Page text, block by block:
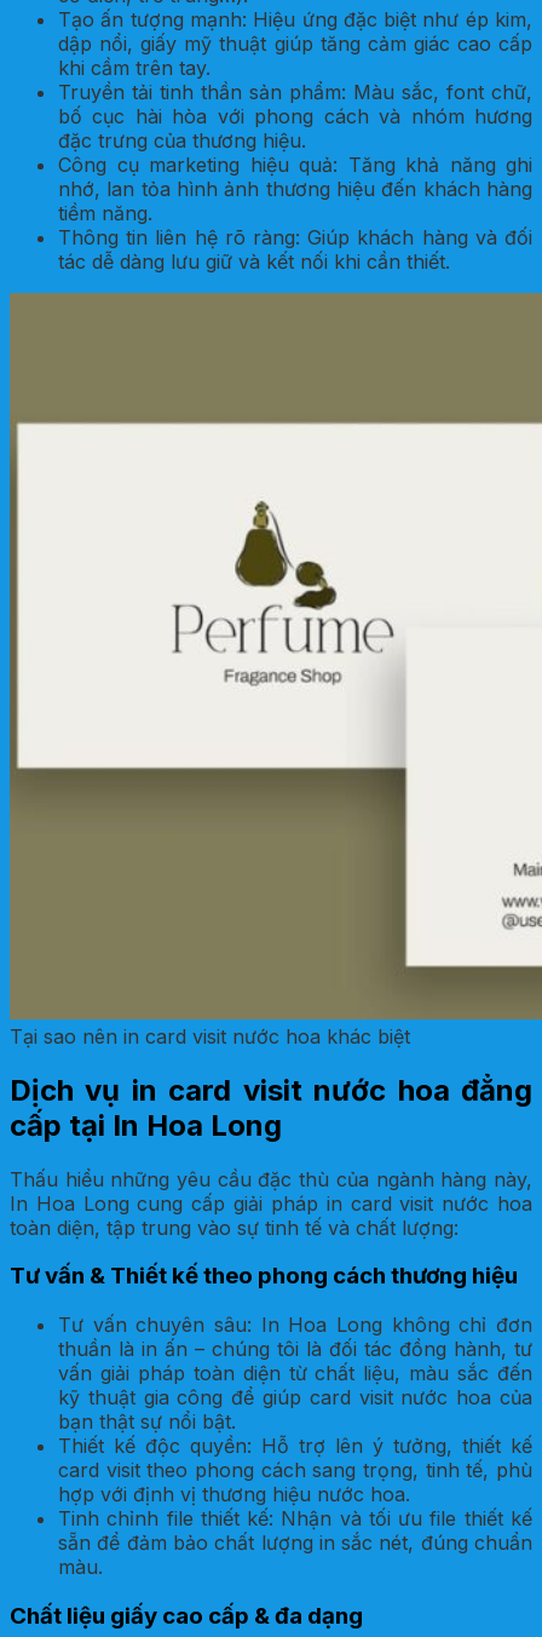
Tạo ấn tượng mạnh: Hiệu ứng đặc biệt như ép kim,
dập nổi, giấy mỹ thuật giúp tăng cảm giác cao cấp
khi cầm trên tay.
Truyền tải tinh thần sản phẩm: Màu sắc, font chữ,
bố cục hài hòa với phong cách và nhóm hương
đặc trưng của thương hiệu.
Công cụ marketing hiệu quả: Tăng khả năng ghi
nhớ, lan tỏa hình ảnh thương hiệu đến khách hàng
tiềm năng.
Thông tin liên hệ rõ ràng: Giúp khách hàng và đối
tác dễ dàng lưu giữ và kết nối khi cần thiết.
Tại sao nên in card visit nước hoa khác biệt
Dịch vụ in card visit nước hoa đẳng
cấp tại In Hoa Long
Thấu hiểu những yêu cầu đặc thù của ngành hàng này,
In Hoa Long cung cấp giải pháp in card visit nước hoa
toàn diện, tập trung vào sự tinh tế và chất lượng:
Tư vấn & Thiết kế theo phong cách thương hiệu
Tư vấn chuyên sâu: In Hoa Long không chỉ đơn
thuần là in ấn – chúng tôi là đối tác đồng hành, tư
vấn giải pháp toàn diện từ chất liệu, màu sắc đến
kỹ thuật gia công để giúp card visit nước hoa của
bạn thật sự nổi bật.
Thiết kế độc quyền: Hỗ trợ lên ý tưởng, thiết kế
card visit theo phong cách sang trọng, tinh tế, phù
hợp với định vị thương hiệu nước hoa.
Tinh chỉnh file thiết kế: Nhận và tối ưu file thiết kế
sẵn để đảm bảo chất lượng in sắc nét, đúng chuẩn
màu.
Chất liệu giấy cao cấp & đa dạng